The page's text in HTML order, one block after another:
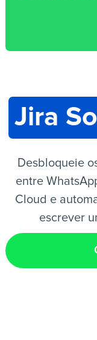
Jira
Desbloqueie
entre
Cloud e
escrever